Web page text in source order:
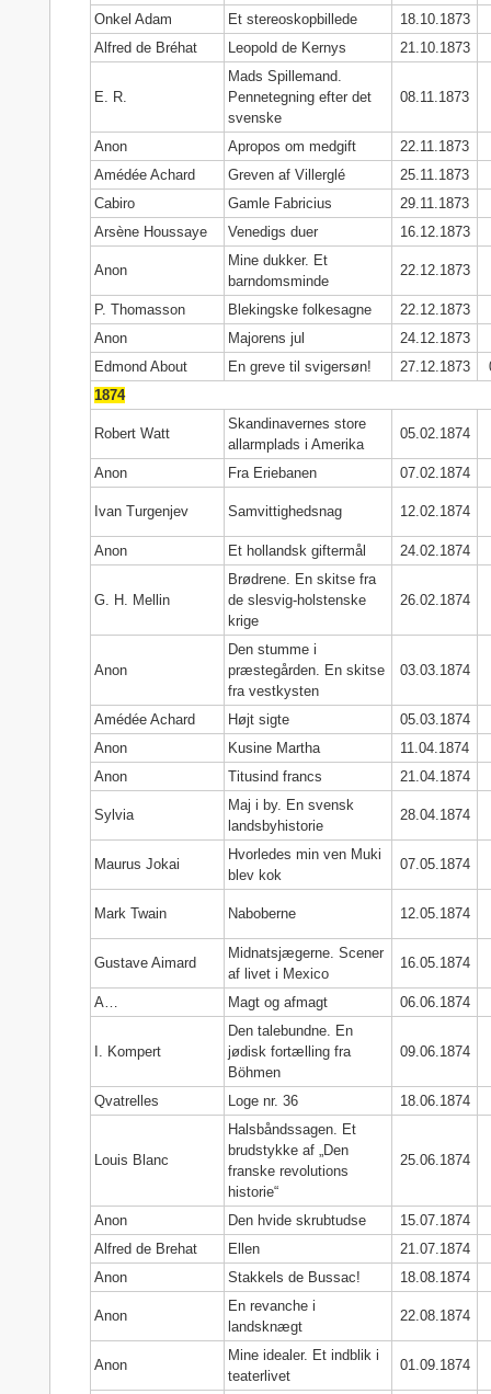
Onkel Adam Et stereoskopbillede
18.10.1873
Alfred de Bréhat
Leopold de Kernys 21.10.1873
E. R.
Mads Spillemand.
Pennetegning efter det
svenske
08.11.1873
Anon Apropos om medgift
22.11.1873
Amédée Achard
Greven af Villerglé
25.11.1873
Cabiro
Gamle Fabricius
29.11.1873
Arsène Houssaye
Venedigs duer 16.12.1873
Anon
Mine dukker. Et
barndomsminde
22.12.1873
P. Thomasson Blekingske folkesagne
22.12.1873
Anon
Majorens jul
24.12.1873
Edmond About
En greve til svigersøn! 27.12.1873
1874
Robert Watt
Skandinavernes store
allarmplads i Amerika
05.02.1874
Anon Fra Eriebanen 07.02.1874
Ivan Turgenjev Samvittighedsnag 12.02.1874
Anon Et hollandsk giftermål 24.02.1874
G. H. Mellin
Brødrene. En skitse fra
de slesvig-holstenske
krige
26.02.1874
Anon
Den stumme i
præstegården. En skitse
fra vestkysten
03.03.1874
Amédée Achard Højt sigte
05.03.1874
Anon
Kusine Martha
11.04.1874
Anon
Titusind francs 21.04.1874
Sylvia
Maj i by. En svensk
landsbyhistorie
28.04.1874
Maurus Jokai
Hvorledes min ven Muki
blev kok
07.05.1874
Mark Twain Naboberne 12.05.1874
Gustave Aimard
Midnatsjægerne. Scener
af livet i Mexico
16.05.1874
A… Magt og afmagt 06.06.1874
I. Kompert
Den talebundne. En
jødisk fortælling fra
Böhmen
09.06.1874
Qvatrelles Loge nr. 36 18.06.1874
Louis Blanc
Halsbåndssagen. Et
brudstykke af „Den
franske revolutions
historie“
25.06.1874
Anon Den hvide skrubtudse
15.07.1874
Alfred de Brehat
Ellen
21.07.1874
Anon
Stakkels de Bussac! 18.08.1874
Anon
En revanche i
landsknægt
22.08.1874
Anon
Mine idealer. Et indblik i
teaterlivet
01.09.1874